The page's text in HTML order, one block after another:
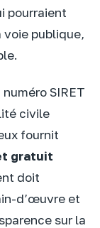
pourraient
voie publique,
SIRET
civile
fournit
gratuit
doit
d’œuvre et
sur la